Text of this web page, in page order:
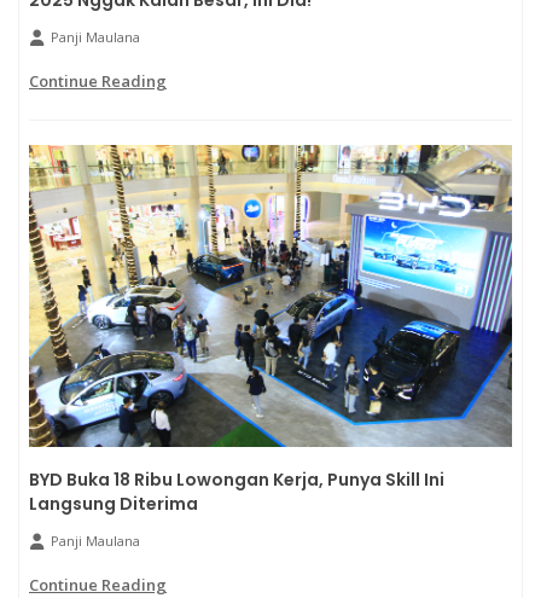
Panji Maulana
Continue Reading
BYD Buka 18 Ribu Lowongan Kerja, Punya Skill Ini
Langsung Diterima
Panji Maulana
Continue Reading